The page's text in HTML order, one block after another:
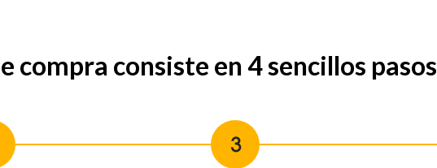
compra consiste en 4 sencillos pasos
3